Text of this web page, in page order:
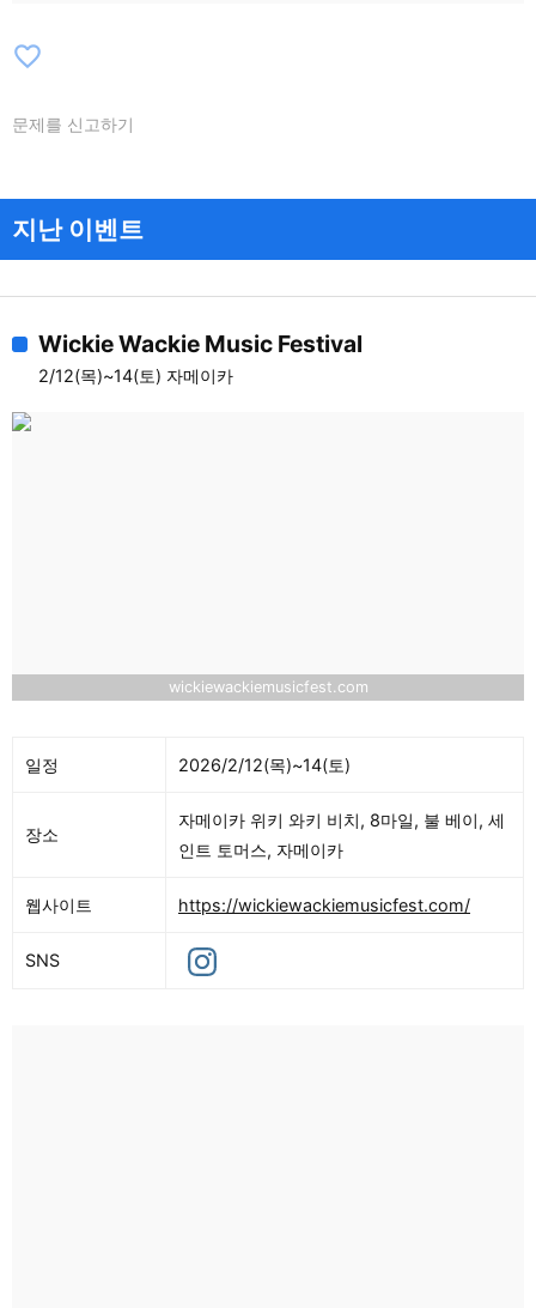
favorite_border
문제를 신고하기
지난 이벤트
Wickie Wackie Music Festival
2/12(목)~14(토) 자메이카
wickiewackiemusicfest.com
일정 2026/2/12(목)~14(토)
장소
자메이카 위키 와키 비치, 8마일, 불 베이, 세
인트 토머스, 자메이카
웹사이트 https://wickiewackiemusicfest.com/
SNS